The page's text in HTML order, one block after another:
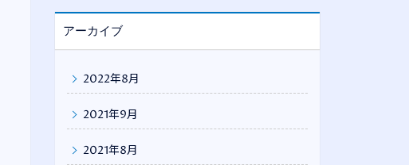
アーカイブ
2022年8月
2021年9月
2021年8月